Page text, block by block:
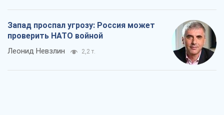
Запад проспал угрозу: Россия может
проверить НАТО войной
Леонид Невзлин 2,2 т.